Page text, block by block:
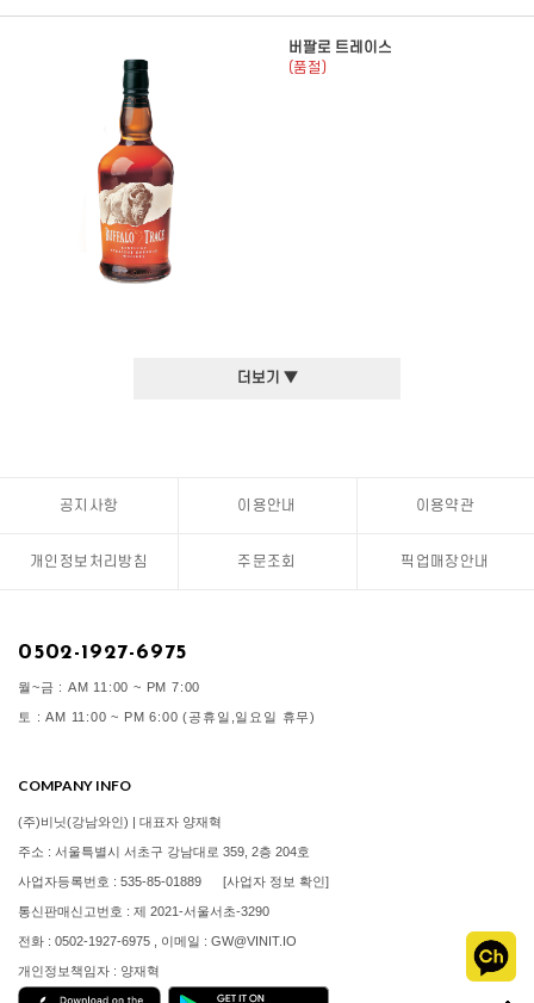
버팔로 트레이스
(품절)
더보기 ▼
공지사항 이용안내 이용약관
개인정보처리방침 주문조회 픽업매장안내
0502-1927-6975
월~금 : AM 11:00 ~ PM 7:00
토 : AM 11:00 ~ PM 6:00 (공휴일,일요일 휴무)
COMPANY INFO
(주)비닛(강남와인) | 대표자 양재혁
주소 : 서울특별시 서초구 강남대로 359, 2층 204호
사업자등록번호 : 535-85-01889 [사업자 정보 확인]
통신판매신고번호 : 제 2021-서울서초-3290
전화 : 0502-1927-6975 , 이메일 : GW@VINIT.IO
개인정보책임자 : 양재혁